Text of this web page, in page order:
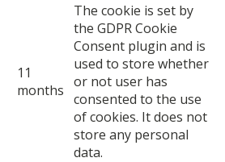
11
months
The cookie is set by
the GDPR Cookie
Consent plugin and is
used to store whether
or not user has
consented to the use
of cookies. It does not
store any personal
data.